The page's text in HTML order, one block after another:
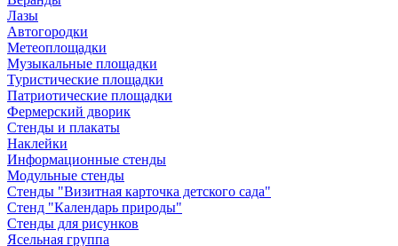
Лазы
Автогородки
Метеоплощадки
Музыкальные площадки
Туристические площадки
Патриотические площадки
Фермерский дворик
Стенды и плакаты
Наклейки
Информационные стенды
Модульные стенды
Стенды "Визитная карточка детского сада"
Стенд "Календарь природы"
Стенды для рисунков
Ясельная группа